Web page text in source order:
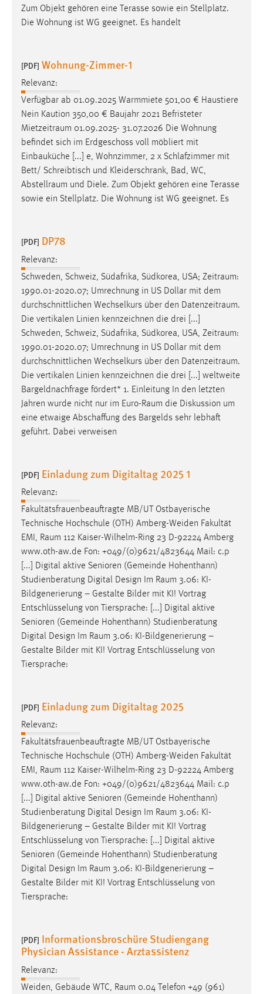
Zum Objekt gehören eine Terasse sowie ein Stellplatz.
Die Wohnung ist WG geeignet. Es handelt
[PDF] Wohnung-Zimmer-1
Relevanz:
Verfügbar ab 01.09.2025 Warmmiete 501,00 € Haustiere
Nein Kaution 350,00 € Baujahr 2021 Befristeter
Mietzeitraum 01.09.2025- 31.07.2026 Die Wohnung
befindet sich im Erdgeschoss voll möbliert mit
Einbauküche [...] e, Wohnzimmer, 2 x Schlafzimmer mit
Bett/ Schreibtisch und Kleiderschrank, Bad, WC,
Abstellraum und Diele. Zum Objekt gehören eine Terasse
sowie ein Stellplatz. Die Wohnung ist WG geeignet. Es
[PDF] DP78
Relevanz:
Schweden, Schweiz, Südafrika, Südkorea, USA; Zeitraum:
1990.01-2020.07; Umrechnung in US Dollar mit dem
durchschnittlichen Wechselkurs über den Datenzeitraum.
Die vertikalen Linien kennzeichnen die drei [...]
Schweden, Schweiz, Südafrika, Südkorea, USA, Zeitraum:
1990.01-2020.07; Umrechnung in US Dollar mit dem
durchschnittlichen Wechselkurs über den Datenzeitraum.
Die vertikalen Linien kennzeichnen die drei [...] weltweite
Bargeldnachfrage fördert* 1. Einleitung In den letzten
Jahren wurde nicht nur im Euro-Raum die Diskussion um
eine etwaige Abschaffung des Bargelds sehr lebhaft
geführt. Dabei verweisen
[PDF] Einladung zum Digitaltag 2025 1
Relevanz:
Fakultätsfrauenbeauftragte MB/UT Ostbayerische
Technische Hochschule (OTH) Amberg-Weiden Fakultät
EMI, Raum 112 Kaiser-Wilhelm-Ring 23 D-92224 Amberg
www.oth-aw.de Fon: +049/(0)9621/4823644 Mail: c.p
[...] Digital aktive Senioren (Gemeinde Hohenthann)
Studienberatung Digital Design Im Raum 3.06: KI-
Bildgenerierung – Gestalte Bilder mit KI! Vortrag
Entschlüsselung von Tiersprache: [...] Digital aktive
Senioren (Gemeinde Hohenthann) Studienberatung
Digital Design Im Raum 3.06: KI-Bildgenerierung –
Gestalte Bilder mit KI! Vortrag Entschlüsselung von
Tiersprache:
[PDF] Einladung zum Digitaltag 2025
Relevanz:
Fakultätsfrauenbeauftragte MB/UT Ostbayerische
Technische Hochschule (OTH) Amberg-Weiden Fakultät
EMI, Raum 112 Kaiser-Wilhelm-Ring 23 D-92224 Amberg
www.oth-aw.de Fon: +049/(0)9621/4823644 Mail: c.p
[...] Digital aktive Senioren (Gemeinde Hohenthann)
Studienberatung Digital Design Im Raum 3.06: KI-
Bildgenerierung – Gestalte Bilder mit KI! Vortrag
Entschlüsselung von Tiersprache: [...] Digital aktive
Senioren (Gemeinde Hohenthann) Studienberatung
Digital Design Im Raum 3.06: KI-Bildgenerierung –
Gestalte Bilder mit KI! Vortrag Entschlüsselung von
Tiersprache:
[PDF] Informationsbroschüre Studiengang
Physician Assistance - Arztassistenz
Relevanz:
Weiden, Gebäude WTC, Raum 0.04 Telefon +49 (961)